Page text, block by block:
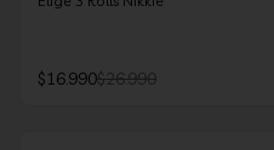
$16.990$26.990